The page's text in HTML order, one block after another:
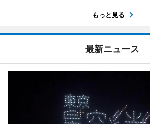
もっと見る
最新ニュース